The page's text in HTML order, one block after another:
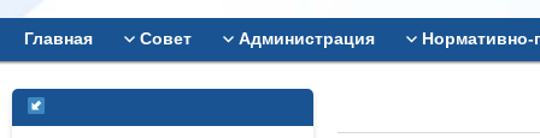
Главная Совет Администрация